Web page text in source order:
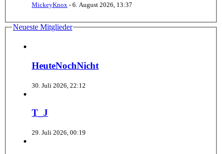
MickeyKnox - 6. August 2026, 13:37
Neueste Mitglieder
HeuteNochNicht
30. Juli 2026, 22:12
T_J
29. Juli 2026, 00:19